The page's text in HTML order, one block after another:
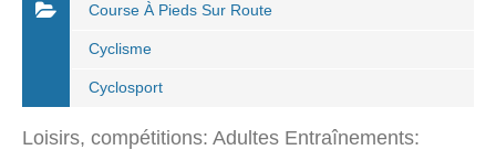
Course À Pieds Sur Route
Cyclisme
Cyclosport
Loisirs, compétitions: Adultes Entraînements: